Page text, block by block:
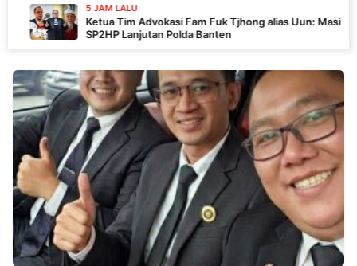
5 JAM LALU
Ketua Tim Advokasi Fam Fuk Tjhong alias Uun: Masih Tunggu
SP2HP Lanjutan Polda Banten